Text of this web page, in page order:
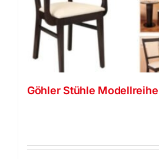
Göhler Stühle Modellreihe